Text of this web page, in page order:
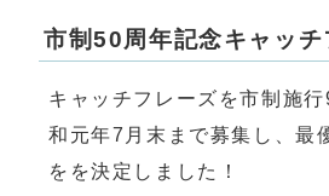
市制50周年記念キャッチ
キャッチフレーズを市制施
和元年7月末まで募集し、最
をを決定しました！